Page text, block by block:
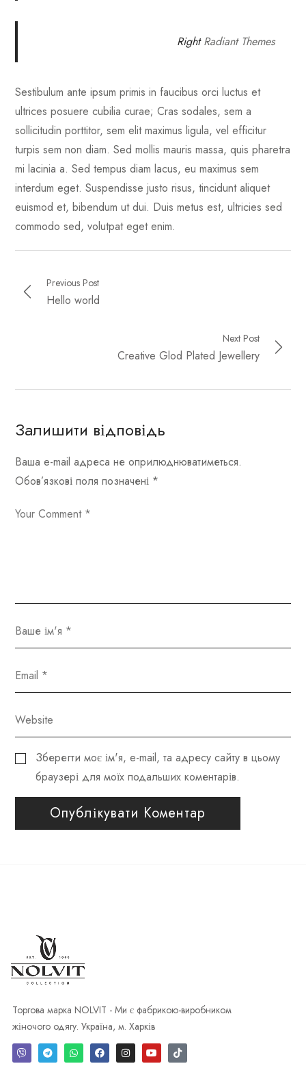
Right Radiant Themes
Sestibulum ante ipsum primis in faucibus orci luctus et
ultrices posuere cubilia curae; Cras sodales, sem a
sollicitudin porttitor, sem elit maximus ligula, vel efficitur
turpis sem non diam. Sed mollis mauris massa, quis pharetra
mi lacinia a. Sed tempus diam lacus, eu maximus sem
interdum eget. Suspendisse justo risus, tincidunt aliquet
euismod et, bibendum ut dui. Duis metus est, ultricies sed
commodo sed, volutpat eget enim.
Previous Post
Hello world
Next Post
Creative Glod Plated Jewellery
Залишити відповідь
Ваша e-mail адреса не оприлюднюватиметься.
Обов’язкові поля позначені *
Зберегти моє ім'я, e-mail, та адресу сайту в цьому
браузері для моїх подальших коментарів.
Опублікувати Коментар
Торгова марка NOLVIT - Ми є фабрикою-виробником
жіночого одягу. Україна, м. Харків